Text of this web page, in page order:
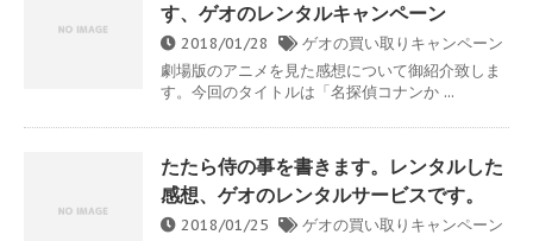
す、ゲオのレンタルキャンペーン
2018/01/28
ゲオの買い取りキャンペーン
劇場版のアニメを見た感想について御紹介致しま
す。今回のタイトルは「名探偵コナンか ...
たたら侍の事を書きます。レンタルした
感想、ゲオのレンタルサービスです。
2018/01/25
ゲオの買い取りキャンペーン